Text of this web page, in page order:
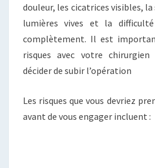
douleur, les cicatrices visibles,
lumières vives et la
complètement. Il est
risques avec votre
décider de subir l’opération
Les risques que vous devriez
avant de vous engager incluent :